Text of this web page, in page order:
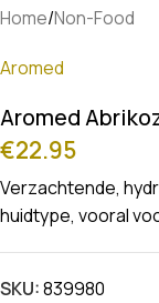
Home/Non-Food
Aromed
Aromed
€22.95
Verzachtende,
huidtype, vooral
SKU:839980